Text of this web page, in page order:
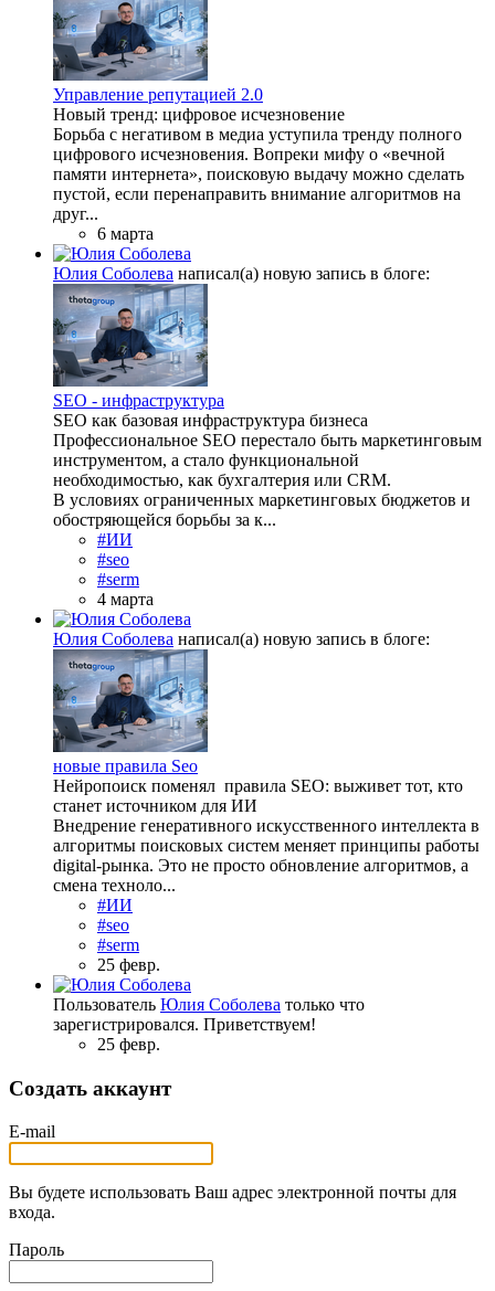
Управление репутацией 2.0
Новый тренд: цифровое исчезновение
Борьба с негативом в медиа уступила тренду полного
цифрового исчезновения. Вопреки мифу о «вечной
памяти интернета», поисковую выдачу можно сделать
пустой, если перенаправить внимание алгоритмов на
друг...
6 марта
Юлия Соболева написал(а) новую запись в блоге:
SEO - инфраструктура
SEO как базовая инфраструктура бизнеса
Профессиональное SEO перестало быть маркетинговым
инструментом, а стало функциональной
необходимостью, как бухгалтерия или CRM.
В условиях ограниченных маркетинговых бюджетов и
обостряющейся борьбы за к...
#ИИ
#seo
#serm
4 марта
Юлия Соболева написал(а) новую запись в блоге:
новые правила Seo
Нейропоиск поменял правила SEO: выживет тот, кто
станет источником для ИИ
Внедрение генеративного искусственного интеллекта в
алгоритмы поисковых систем меняет принципы работы
digital-рынка. Это не просто обновление алгоритмов, а
смена техноло...
#ИИ
#seo
#serm
25 февр.
Пользователь Юлия Соболева только что
зарегистрировался. Приветствуем!
25 февр.
Создать аккаунт
E-mail
Вы будете использовать Ваш адрес электронной почты для
входа.
Пароль